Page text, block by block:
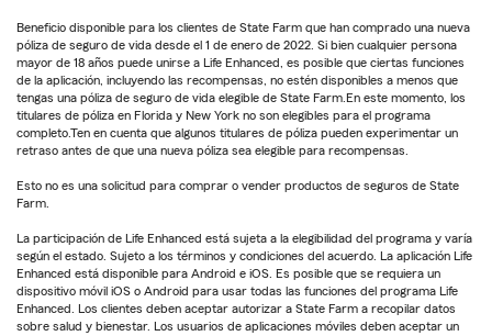
Beneficio disponible para los clientes de State Farm que han comprado una nueva
póliza de seguro de vida desde el 1 de enero de 2022. Si bien cualquier persona
mayor de 18 años puede unirse a Life Enhanced, es posible que ciertas funciones
de la aplicación, incluyendo las recompensas, no estén disponibles a menos que
tengas una póliza de seguro de vida elegible de State Farm.En este momento, los
titulares de póliza en Florida y New York no son elegibles para el programa
completo.Ten en cuenta que algunos titulares de póliza pueden experimentar un
retraso antes de que una nueva póliza sea elegible para recompensas.
Esto no es una solicitud para comprar o vender productos de seguros de State
Farm.
La participación de Life Enhanced está sujeta a la elegibilidad del programa y varía
según el estado. Sujeto a los términos y condiciones del acuerdo. La aplicación Life
Enhanced está disponible para Android e iOS. Es posible que se requiera un
dispositivo móvil iOS o Android para usar todas las funciones del programa Life
Enhanced. Los clientes deben aceptar autorizar a State Farm a recopilar datos
sobre salud y bienestar. Los usuarios de aplicaciones móviles deben aceptar un